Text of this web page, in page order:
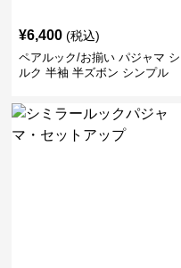
¥6,400 (税込)
ペアルック/お揃い パジャマ シ
ルク 半袖 半ズボン シンプル